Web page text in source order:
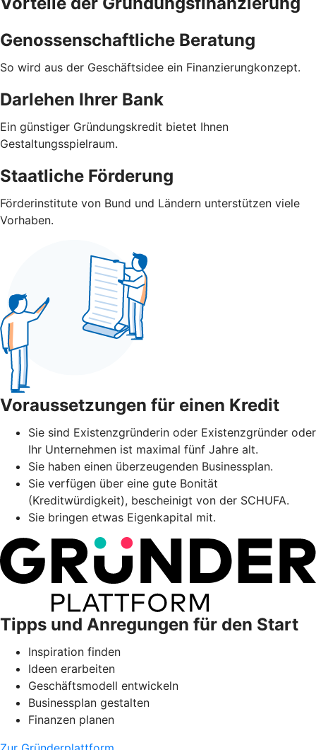
Genossenschaftliche Beratung
So wird aus der Geschäftsidee ein Finanzierungkonzept.
Darlehen Ihrer Bank
Ein günstiger Gründungskredit bietet Ihnen
Gestaltungsspielraum.
Staatliche Förderung
Förderinstitute von Bund und Ländern unterstützen viele
Vorhaben.
Voraussetzungen für einen Kredit
Sie sind Existenzgründerin oder Existenzgründer oder
Ihr Unternehmen ist maximal fünf Jahre alt.
Sie haben einen überzeugenden Businessplan.
Sie verfügen über eine gute Bonität
(Kreditwürdigkeit), bescheinigt von der SCHUFA.
Sie bringen etwas Eigenkapital mit.
Tipps und Anregungen für den Start
Inspiration finden
Ideen erarbeiten
Geschäftsmodell entwickeln
Businessplan gestalten
Finanzen planen